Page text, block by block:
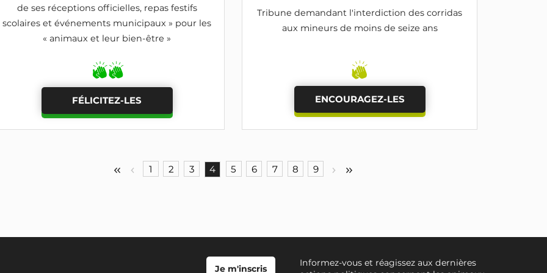
de ses réceptions officielles, repas festifs
scolaires et événements municipaux » pour les
« animaux et leur bien-être »
FÉLICITEZ-LES
Tribune demandant l'interdiction des corridas
aux mineurs de moins de seize ans
ENCOURAGEZ-LES
1 2 3 4 5 6 7 8 9
Informez-vous et réagissez aux dernières